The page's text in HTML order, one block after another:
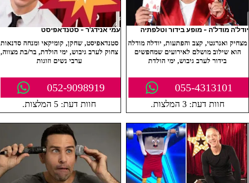
יודל'ה מודל'ה - מופע בידור וטלפתיה
מצחיק ואנרגטי, קצב והפתעות, יודלה מודלה
הוא שילוב מושלם לאירועים שמחפשים
בידור לערב גיבוש, ימי הולדת
055-4313101
חוות דעת: 3 המלצות.
עמי אנידג'ר - סטנדאפיסט
סטנדאפיסט, שחקן, קומיקאי ומנחה סדנאות
צחוק לערב גיבוש, ימי הולדת, בר/בת מצווה,
ערבי נשים וזוגות
052-9098919
חוות דעת: 5 המלצות.